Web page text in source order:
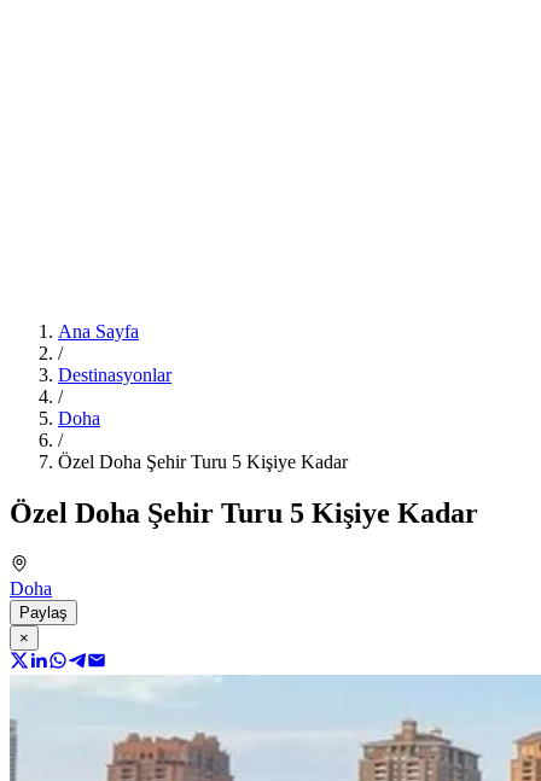
Ana Sayfa
/
Destinasyonlar
/
Doha
/
Özel Doha Şehir Turu 5 Kişiye Kadar
Özel Doha Şehir Turu 5 Kişiye Kadar
Doha
Paylaş
×